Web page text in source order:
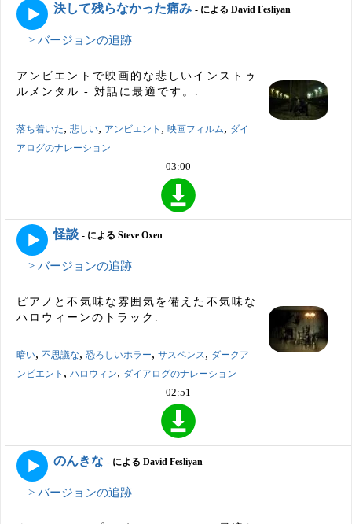
決して残らなかった痛み - による David Fesliyan
> バージョンの追跡
アンビエントで映画的な悲しいインストゥ
ルメンタル - 対話に最適です。.
落ち着いた, 悲しい, アンビエント , 映画フィルム, ダイ
アログのナレーション
03:00
怪談 - による Steve Oxen
> バージョンの追跡
ピアノと不気味な雰囲気を備えた不気味な
ハロウィーンのトラック.
暗い, 不思議な, 恐ろしいホラー, サスペンス, ダークア
ンビエント , ハロウィン, ダイアログのナレーション
02:51
のんきな - による David Fesliyan
> バージョンの追跡